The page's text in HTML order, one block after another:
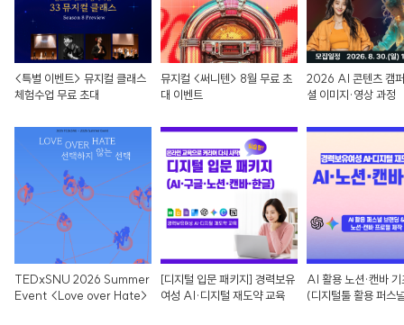
<특별 이벤트> 뮤지컬 클래스
체험수업 무료 초대
TEDxSNU 2026 Summer
Event <Love over Hate>
뮤지컬 <써니텐> 8월 무료 초
대 이벤트
[디지털 입문 패키지] 경력보유
여성 AI·디지털 재도약 교육
2026 AI 콘텐츠 캠
셜 이미지·영상 과정
AI 활용 노션·캔바 기
(디지털툴 활용 퍼스